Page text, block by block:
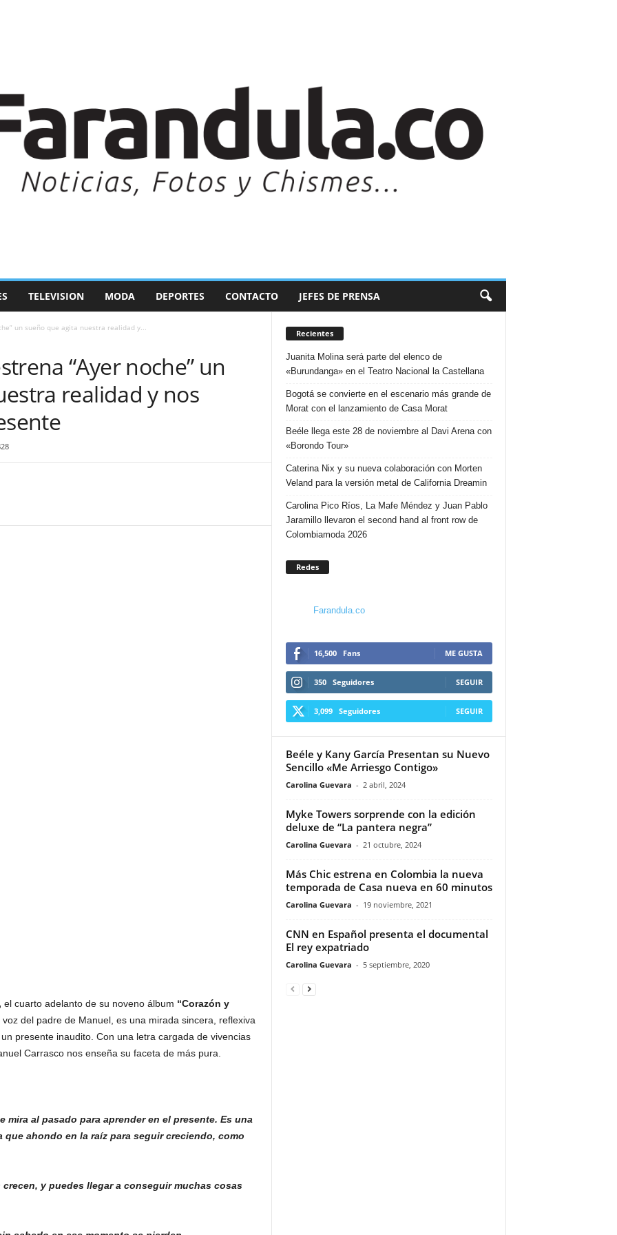
TELEVISION MODA DEPORTES CONTACTO JEFES DE PRENSA
un sueño que agita nuestra realidad y...
“Ayer noche” un
realidad y nos
el cuarto adelanto de su noveno álbum “Corazón y
voz del padre de Manuel, es una mirada sincera, reflexiva
presente inaudito. Con una letra cargada de vivencias
Carrasco nos enseña su faceta de más pura.
al pasado para aprender en el presente. Es una
ahondo en la raíz para seguir creciendo, como
y puedes llegar a conseguir muchas cosas
Recientes
Juanita Molina será parte del elenco de
«Burundanga» en el Teatro Nacional la Castellana
Bogotá se convierte en el escenario más grande de
Morat con el lanzamiento de Casa Morat
Beéle llega este 28 de noviembre al Davi Arena con
«Borondo Tour»
Caterina Nix y su nueva colaboración con Morten
Veland para la versión metal de California Dreamin
Carolina Pico Ríos, La Mafe Méndez y Juan Pablo
Jaramillo llevaron el second hand al front row de
Colombiamoda 2026
Redes
Farandula.co
16,500 Fans ME GUSTA
350 Seguidores SEGUIR
3,099 Seguidores SEGUIR
Beéle y Kany García Presentan su Nuevo
Sencillo «Me Arriesgo Contigo»
Carolina Guevara - 2 abril, 2024
Myke Towers sorprende con la edición
deluxe de “La pantera negra”
Carolina Guevara - 21 octubre, 2024
Más Chic estrena en Colombia la nueva
temporada de Casa nueva en 60 minutos
Carolina Guevara - 19 noviembre, 2021
CNN en Español presenta el documental
El rey expatriado
Carolina Guevara - 5 septiembre, 2020